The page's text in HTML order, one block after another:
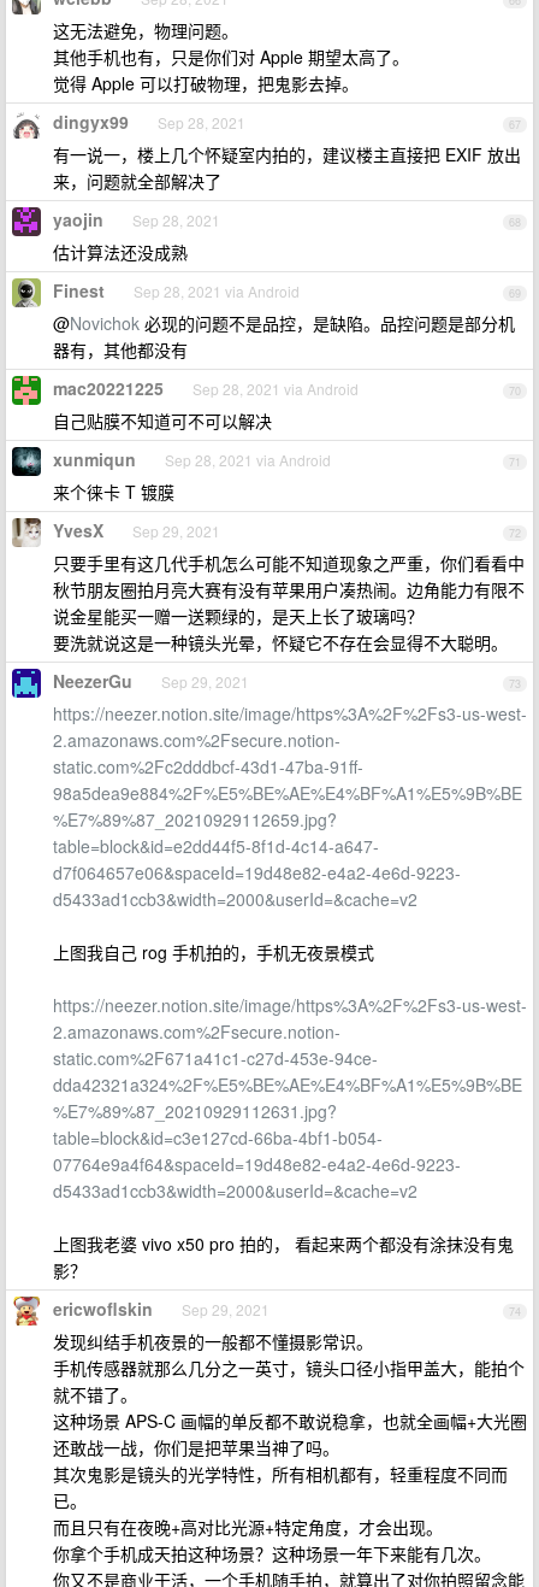
这无法避免，物理问题。
其他手机也有，只是你们对 Apple 期望太高了。
觉得 Apple 可以打破物理，把鬼影去掉。
67
dingyx99 Sep 28, 2021
有一说一，楼上几个怀疑室内拍的，建议楼主直接把 EXIF 放出
来，问题就全部解决了
68
yaojin Sep 28, 2021
估计算法还没成熟
69
Finest Sep 28, 2021 via Android
@Novichok 必现的问题不是品控，是缺陷。品控问题是部分机
器有，其他都没有
70
mac20221225 Sep 28, 2021 via Android
自己贴膜不知道可不可以解决
71
xunmiqun Sep 28, 2021 via Android
来个徕卡 T 镀膜
72
YvesX Sep 29, 2021
只要手里有这几代手机怎么可能不知道现象之严重，你们看看中
秋节朋友圈拍月亮大赛有没有苹果用户凑热闹。边角能力有限不
说金星能买一赠一送颗绿的，是天上长了玻璃吗？
要洗就说这是一种镜头光晕，怀疑它不存在会显得不大聪明。
73
NeezerGu Sep 29, 2021
https://neezer.notion.site/image/https%3A%2F%2Fs3-us-west-
2.amazonaws.com%2Fsecure.notion-
static.com%2Fc2dddbcf-43d1-47ba-91ff-
98a5dea9e884%2F%E5%BE%AE%E4%BF%A1%E5%9B%BE
%E7%89%87_20210929112659.jpg?
table=block&id=e2dd44f5-8f1d-4c14-a647-
d7f064657e06&spaceId=19d48e82-e4a2-4e6d-9223-
d5433ad1ccb3&width=2000&userId=&cache=v2
上图我自己 rog 手机拍的，手机无夜景模式
https://neezer.notion.site/image/https%3A%2F%2Fs3-us-west-
2.amazonaws.com%2Fsecure.notion-
static.com%2F671a41c1-c27d-453e-94ce-
dda42321a324%2F%E5%BE%AE%E4%BF%A1%E5%9B%BE
%E7%89%87_20210929112631.jpg?
table=block&id=c3e127cd-66ba-4bf1-b054-
07764e9a4f64&spaceId=19d48e82-e4a2-4e6d-9223-
d5433ad1ccb3&width=2000&userId=&cache=v2
上图我老婆 vivo x50 pro 拍的， 看起来两个都没有涂抹没有鬼
影？
74
ericwoflskin Sep 29, 2021
发现纠结手机夜景的一般都不懂摄影常识。
手机传感器就那么几分之一英寸，镜头口径小指甲盖大，能拍个
就不错了。
这种场景 APS-C 画幅的单反都不敢说稳拿，也就全画幅+大光圈
还敢战一战，你们是把苹果当神了吗。
其次鬼影是镜头的光学特性，所有相机都有，轻重程度不同而
已。
而且只有在夜晚+高对比光源+特定角度，才会出现。
你拿个手机成天拍这种场景？这种场景一年下来能有几次。
你又不是商业干活，一个手机随手拍，就算出了对你拍照留念能